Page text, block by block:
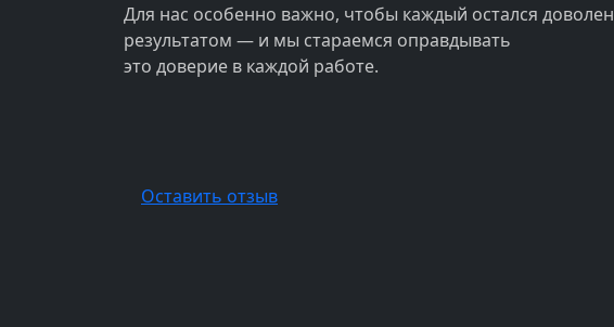
Для нас особенно важно, чтобы каждый остался доволен
результатом — и мы стараемся оправдывать
это доверие в каждой работе.
Оставить отзыв